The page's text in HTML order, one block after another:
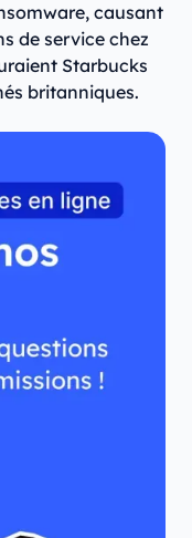
causant
de service chez
Starbucks
britanniques.